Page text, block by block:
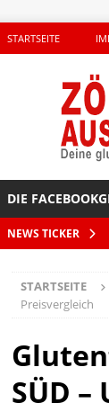
STARTSEITE
DIE
NEWS TICKER
STARTSEITE
Preisvergleich
SÜD